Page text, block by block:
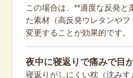
この場合は、**適度な反発と
た素材（高反発ウレタンやフ
変更することが効果的です。
夜中に寝返りで痛みで目
寝返りがしにくい枕（沈みす